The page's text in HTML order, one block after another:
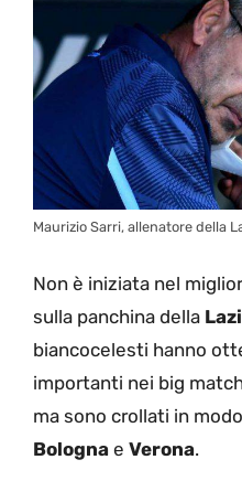
Maurizio Sarri, allenatore della
Non è iniziata nel
sulla panchina della
biancocelesti hanno
importanti nei big
ma sono crollati in
Bologna e Verona.